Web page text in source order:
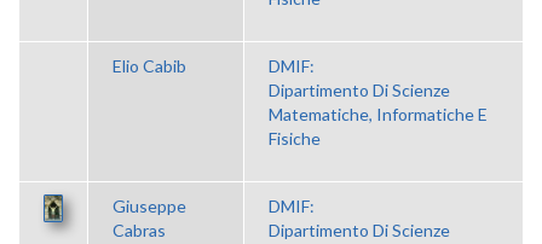
Elio Cabib
DMIF:
Dipartimento Di Scienze
Matematiche, Informatiche E
Fisiche
Giuseppe
Cabras
DMIF:
Dipartimento Di Scienze